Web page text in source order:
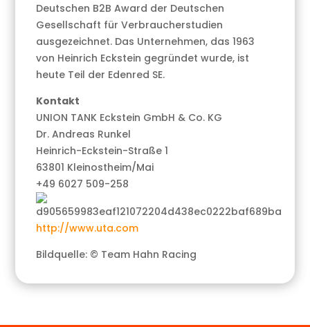
Deutschen B2B Award der Deutschen
Gesellschaft für Verbraucherstudien
ausgezeichnet. Das Unternehmen, das 1963
von Heinrich Eckstein gegründet wurde, ist
heute Teil der Edenred SE.
Kontakt
UNION TANK Eckstein GmbH & Co. KG
Dr. Andreas Runkel
Heinrich-Eckstein-Straße 1
63801 Kleinostheim/Mai
+49 6027 509-258
http://www.uta.com
Bildquelle: © Team Hahn Racing